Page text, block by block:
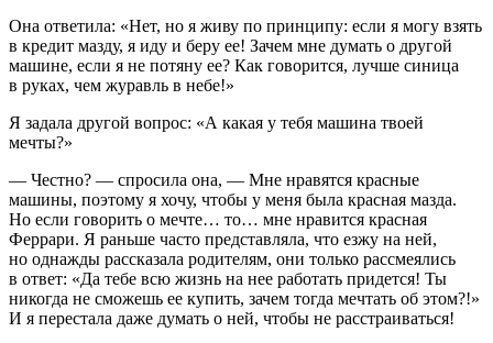
Она ответила: «Нет, но я живу по принципу: если я могу взять
в кредит мазду, я иду и беру ее! Зачем мне думать о другой
машине, если я не потяну ее? Как говорится, лучше синица
в руках, чем журавль в небе!»
Я задала другой вопрос: «А какая у тебя машина твоей
мечты?»
— Честно? — спросила она, — Мне нравятся красные
машины, поэтому я хочу, чтобы у меня была красная мазда.
Но если говорить о мечте… то… мне нравится красная
Феррари. Я раньше часто представляла, что езжу на ней,
но однажды рассказала родителям, они только рассмеялись
в ответ: «Да тебе всю жизнь на нее работать придется! Ты
никогда не сможешь ее купить, зачем тогда мечтать об этом?!»
И я перестала даже думать о ней, чтобы не расстраиваться!